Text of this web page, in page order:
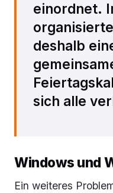
einordnet.
deshalb
sich alle
Windows und
Ein weiteres